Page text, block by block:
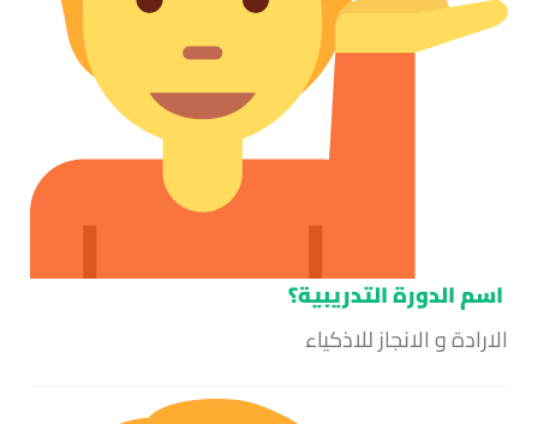
اسم الدورة التدريبية؟
الارادة و الانجاز للاذكياء